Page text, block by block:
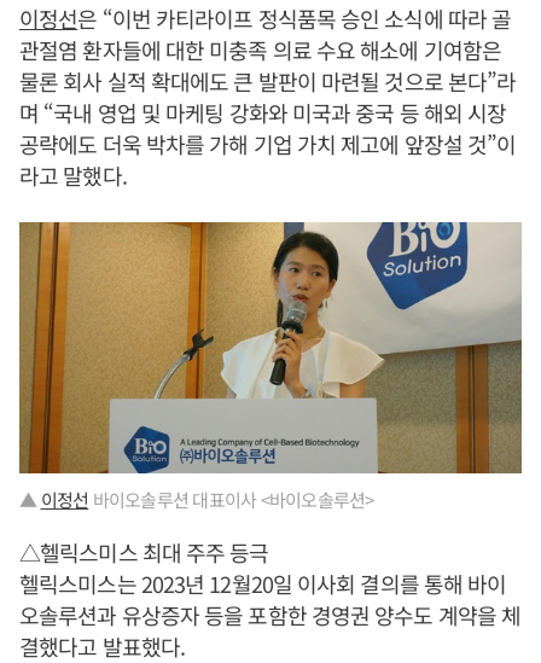
이정선은 “이번 카티라이프 정식품목 승인 소식에 따라 골
관절염 환자들에 대한 미충족 의료 수요 해소에 기여함은
물론 회사 실적 확대에도 큰 발판이 마련될 것으로 본다”라
며 “국내 영업 및 마케팅 강화와 미국과 중국 등 해외 시장
공략에도 더욱 박차를 가해 기업 가치 제고에 앞장설 것”이
라고 말했다.
▲ 이정선 바이오솔루션 대표이사 <바이오솔루션>
△헬릭스미스 최대 주주 등극
헬릭스미스는 2023년 12월20일 이사회 결의를 통해 바이
오솔루션과 유상증자 등을 포함한 경영권 양수도 계약을 체
결했다고 발표했다.